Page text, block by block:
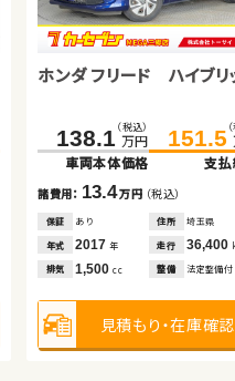
ホンダ フリード ハイブリ
138.1 （税込）
万円
車両本体価格
151.5
支
諸費用： 13.4万円 （税込）
保証 あり 住所
埼玉県
年式
2017年 走行 36,400
排気
1,500cc 整備 法定整備付
見積もり・在庫確認
スズキ ワゴンＲ スマイル
137.5 （税込）
万円
車両本体価格
144.8
支
諸費用： 7.3 万円（税込）
保証 なし 住所
千葉県
年式
2022年 走行 26,200
排気
660cc 整備 法定整備付
見積もり・在庫確認
トヨタ ヴェルファイア ハ
435.0 （税込）
万円
車両本体価格
449.9
支
諸費用： 14.9万円 （税込）
保証 あり 住所
岩手県
年式
2019年 走行 41,400
排気
2,500cc 整備 法定整備付
見積もり・在庫確認